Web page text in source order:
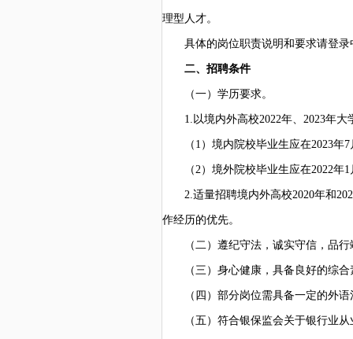
理型人才。
具体的岗位职责说明和要求请登
二、招聘条件
（一）学历要求。
1.以境内外高校2022年、2023年
（ 1）境内院校毕业生应在2023年
（2）境外院校毕业生应在2022年
2.适量招聘境内外高校2020年和
作经历的优先。
（二）遵纪守法，诚实守信，品
（三）身心健康，具备良好的综
（四）部分岗位需具备一定的外
（五）符合银保监会关于银行业